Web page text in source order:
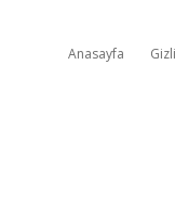
Anasayfa